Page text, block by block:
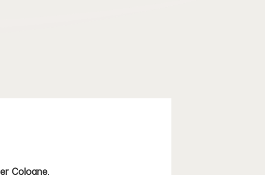
Cologne.